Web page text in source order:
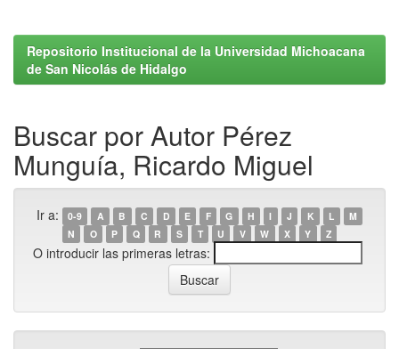
Repositorio Institucional de la Universidad Michoacana
de San Nicolás de Hidalgo
Buscar por Autor Pérez
Munguía, Ricardo Miguel
Ir a: 0-9 A B C D E F G H I J K L
M
N
O P Q R S T U V W X Y Z
O introducir las primeras letras: